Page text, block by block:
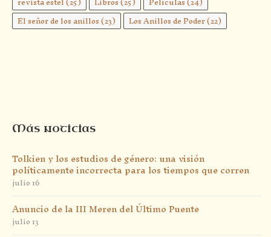
El señor de los anillos(23) Los Anillos de Poder(22)
Más noticias
Tolkien y los estudios de género: una visión
políticamente incorrecta para los tiempos que corren
julio 16
Anuncio de la III Meren del Último Puente
julio 13